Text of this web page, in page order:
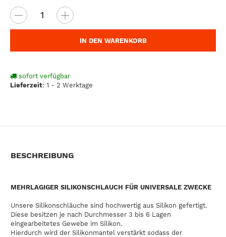
IN DEN WARENKORB
sofort verfügbar
Lieferzeit: 1 - 2 Werktage
BESCHREIBUNG
MEHRLAGIGER SILIKONSCHLAUCH FÜR UNIVERSALE ZWECKE
Unsere Silikonschläuche sind hochwertig aus Silikon gefertigt.
Diese besitzen je nach Durchmesser 3 bis 6 Lagen
eingearbeitetes Gewebe im Silikon.
Hierdurch wird der Silikonmantel verstärkt sodass der